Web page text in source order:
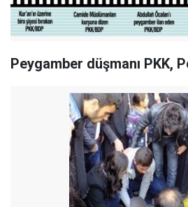
Peygamber düşmanı PKK,